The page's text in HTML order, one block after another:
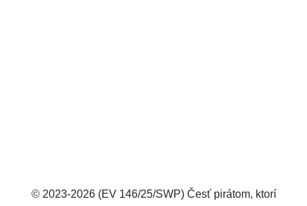
© 2023-2026 (EV 146/25/SWP) Česť pirátom, ktorí